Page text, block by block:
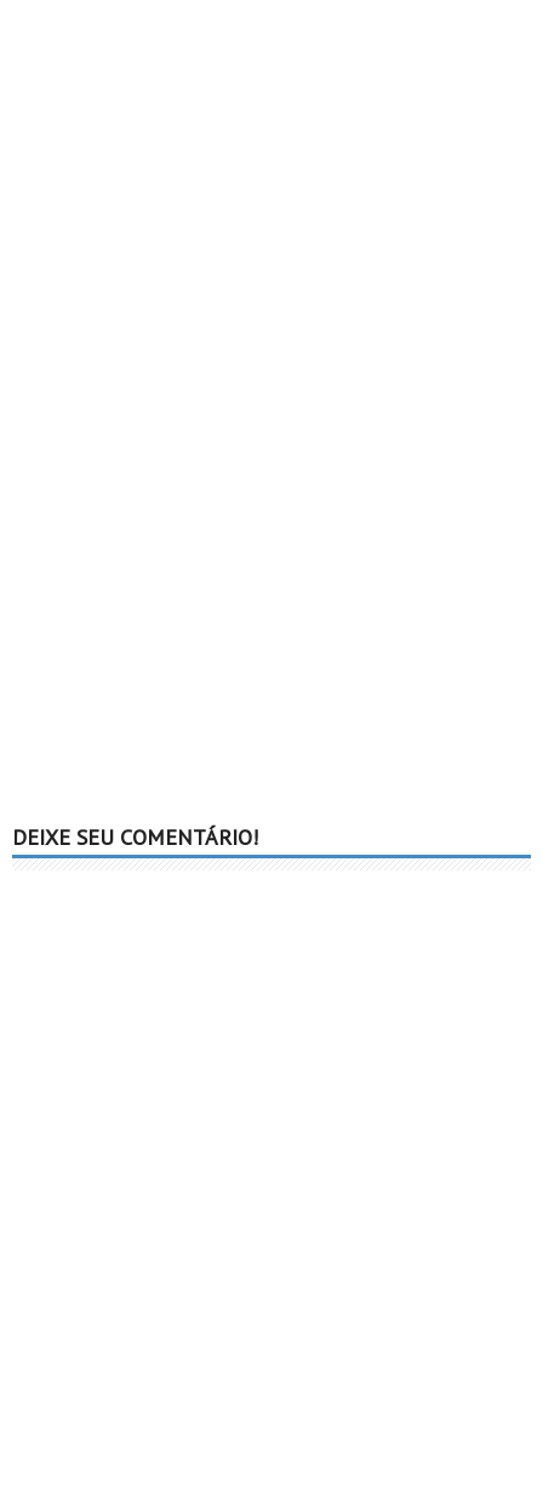
DEIXE SEU COMENTÁRIO!